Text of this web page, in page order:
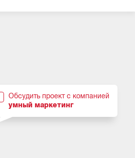
Обсудить проект с компанией
умный маркетинг